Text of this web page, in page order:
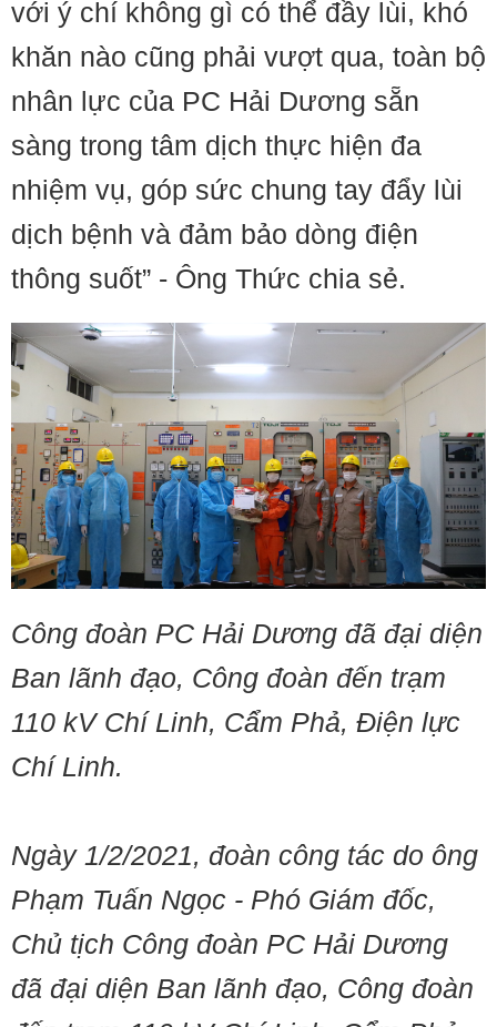
với ý chí không gì có thể đầy lùi, khó
khăn nào cũng phải vượt qua, toàn bộ
nhân lực của PC Hải Dương sẵn
sàng trong tâm dịch thực hiện đa
nhiệm vụ, góp sức chung tay đẩy lùi
dịch bệnh và đảm bảo dòng điện
thông suốt” - Ông Thức chia sẻ.
Công đoàn PC Hải Dương đã đại diện
Ban lãnh đạo, Công đoàn đến trạm
110 kV Chí Linh, Cẩm Phả, Điện lực
Chí Linh.
Ngày 1/2/2021, đoàn công tác do ông
Phạm Tuấn Ngọc - Phó Giám đốc,
Chủ tịch Công đoàn PC Hải Dương
đã đại diện Ban lãnh đạo, Công đoàn